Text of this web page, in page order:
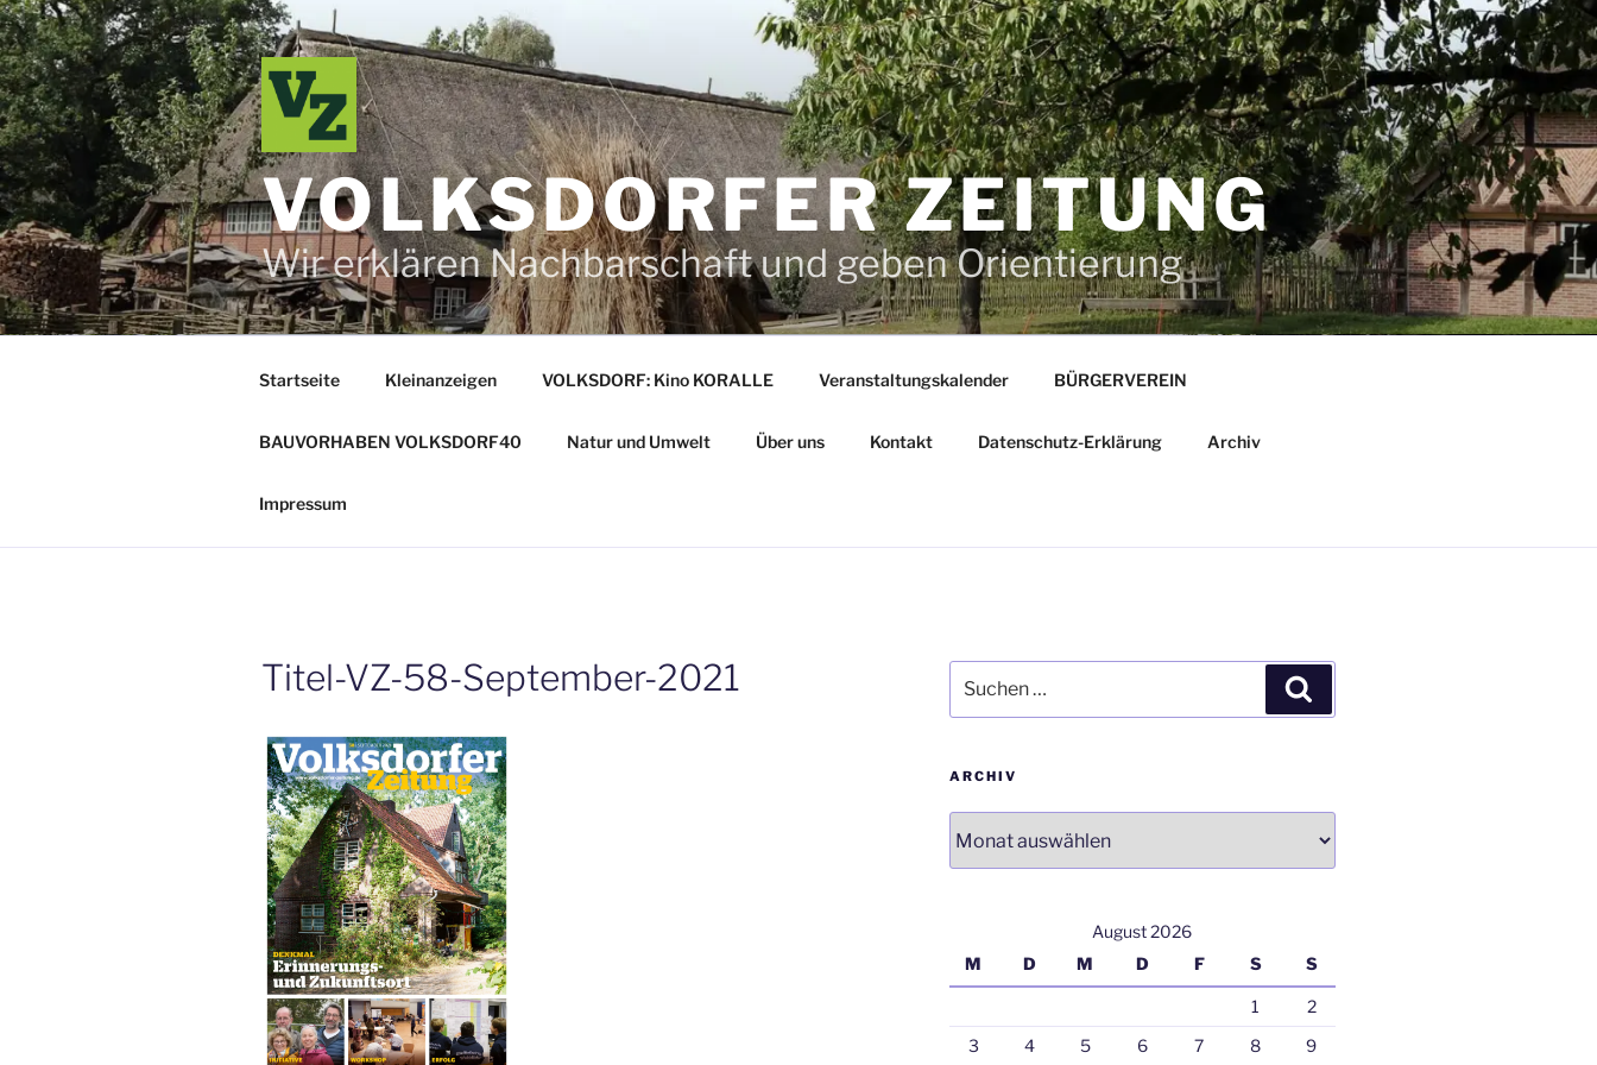
Zum
Inhalt
springen
VOLKSDORFER ZEITUNG
Wir erklären Nachbarschaft und geben Orientierung
Startseite Kleinanzeigen VOLKSDORF: Kino KORALLE Veranstaltungskalender BÜRGERVEREIN
BAUVORHABEN VOLKSDORF40 Natur und Umwelt Über uns Kontakt Datenschutz-Erklärung Archiv
Impressum
Titel-VZ-58-September-2021
nach:
ARCHIV
August 2026
M
D M D F S S
1
2
3
4 5 6 7 8 9